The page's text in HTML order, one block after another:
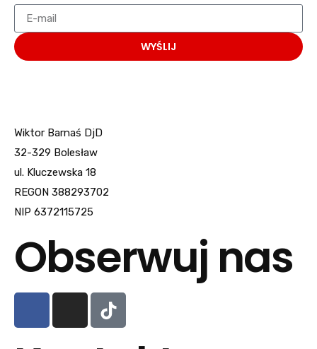
WYŚLIJ
Wiktor Barnaś DjD
32-329 Bolesław
ul. Kluczewska 18
REGON 388293702
NIP 6372115725
Obserwuj nas